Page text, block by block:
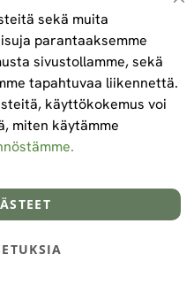
Toimitus- ja maksuehdot
sekä muita
parantaaksemme
sivustollamme, sekä
tapahtuvaa liikennettä.
käyttökokemus voi
miten käytämme